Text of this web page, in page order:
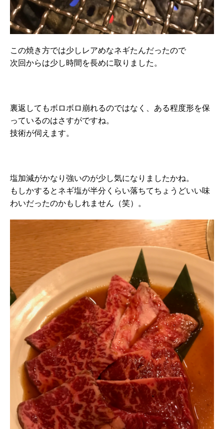
この焼き方では少しレアめなネギたんだったので
次回からは少し時間を長めに取りました。
裏返してもボロボロ崩れるのではなく、ある程度形を保
っているのはさすがですね。
技術が伺えます。
塩加減がかなり強いのが少し気になりましたかね。
もしかするとネギ塩が半分くらい落ちてちょうどいい味
わいだったのかもしれません（笑）。